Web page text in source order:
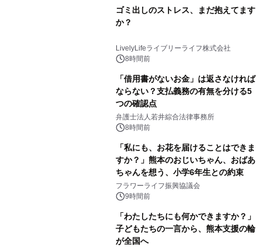
ゴミ出しのストレス、まだ抱えてます
か？
LivelyLifeライブリーライフ株式会社
8時間前
「借用書がないお金」は返さなければ
ならない？支払義務の有無を分ける5
つの確認点
弁護士法人若井綜合法律事務所
8時間前
「私にも、お花を届けることはできま
すか？」熊本のおじいちゃん、おばあ
ちゃんを想う、小学6年生との約束
フラワーライフ振興協議会
9時間前
「わたしたちにも何かできますか？」
子どもたちの一言から、熊本支援の輪
が全国へ